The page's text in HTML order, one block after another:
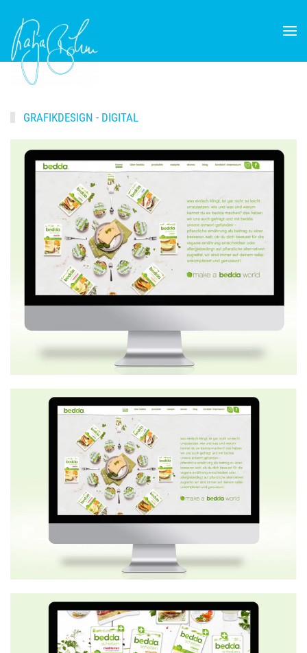
Skip to main content
GRAFIKDESIGN - DIGITAL